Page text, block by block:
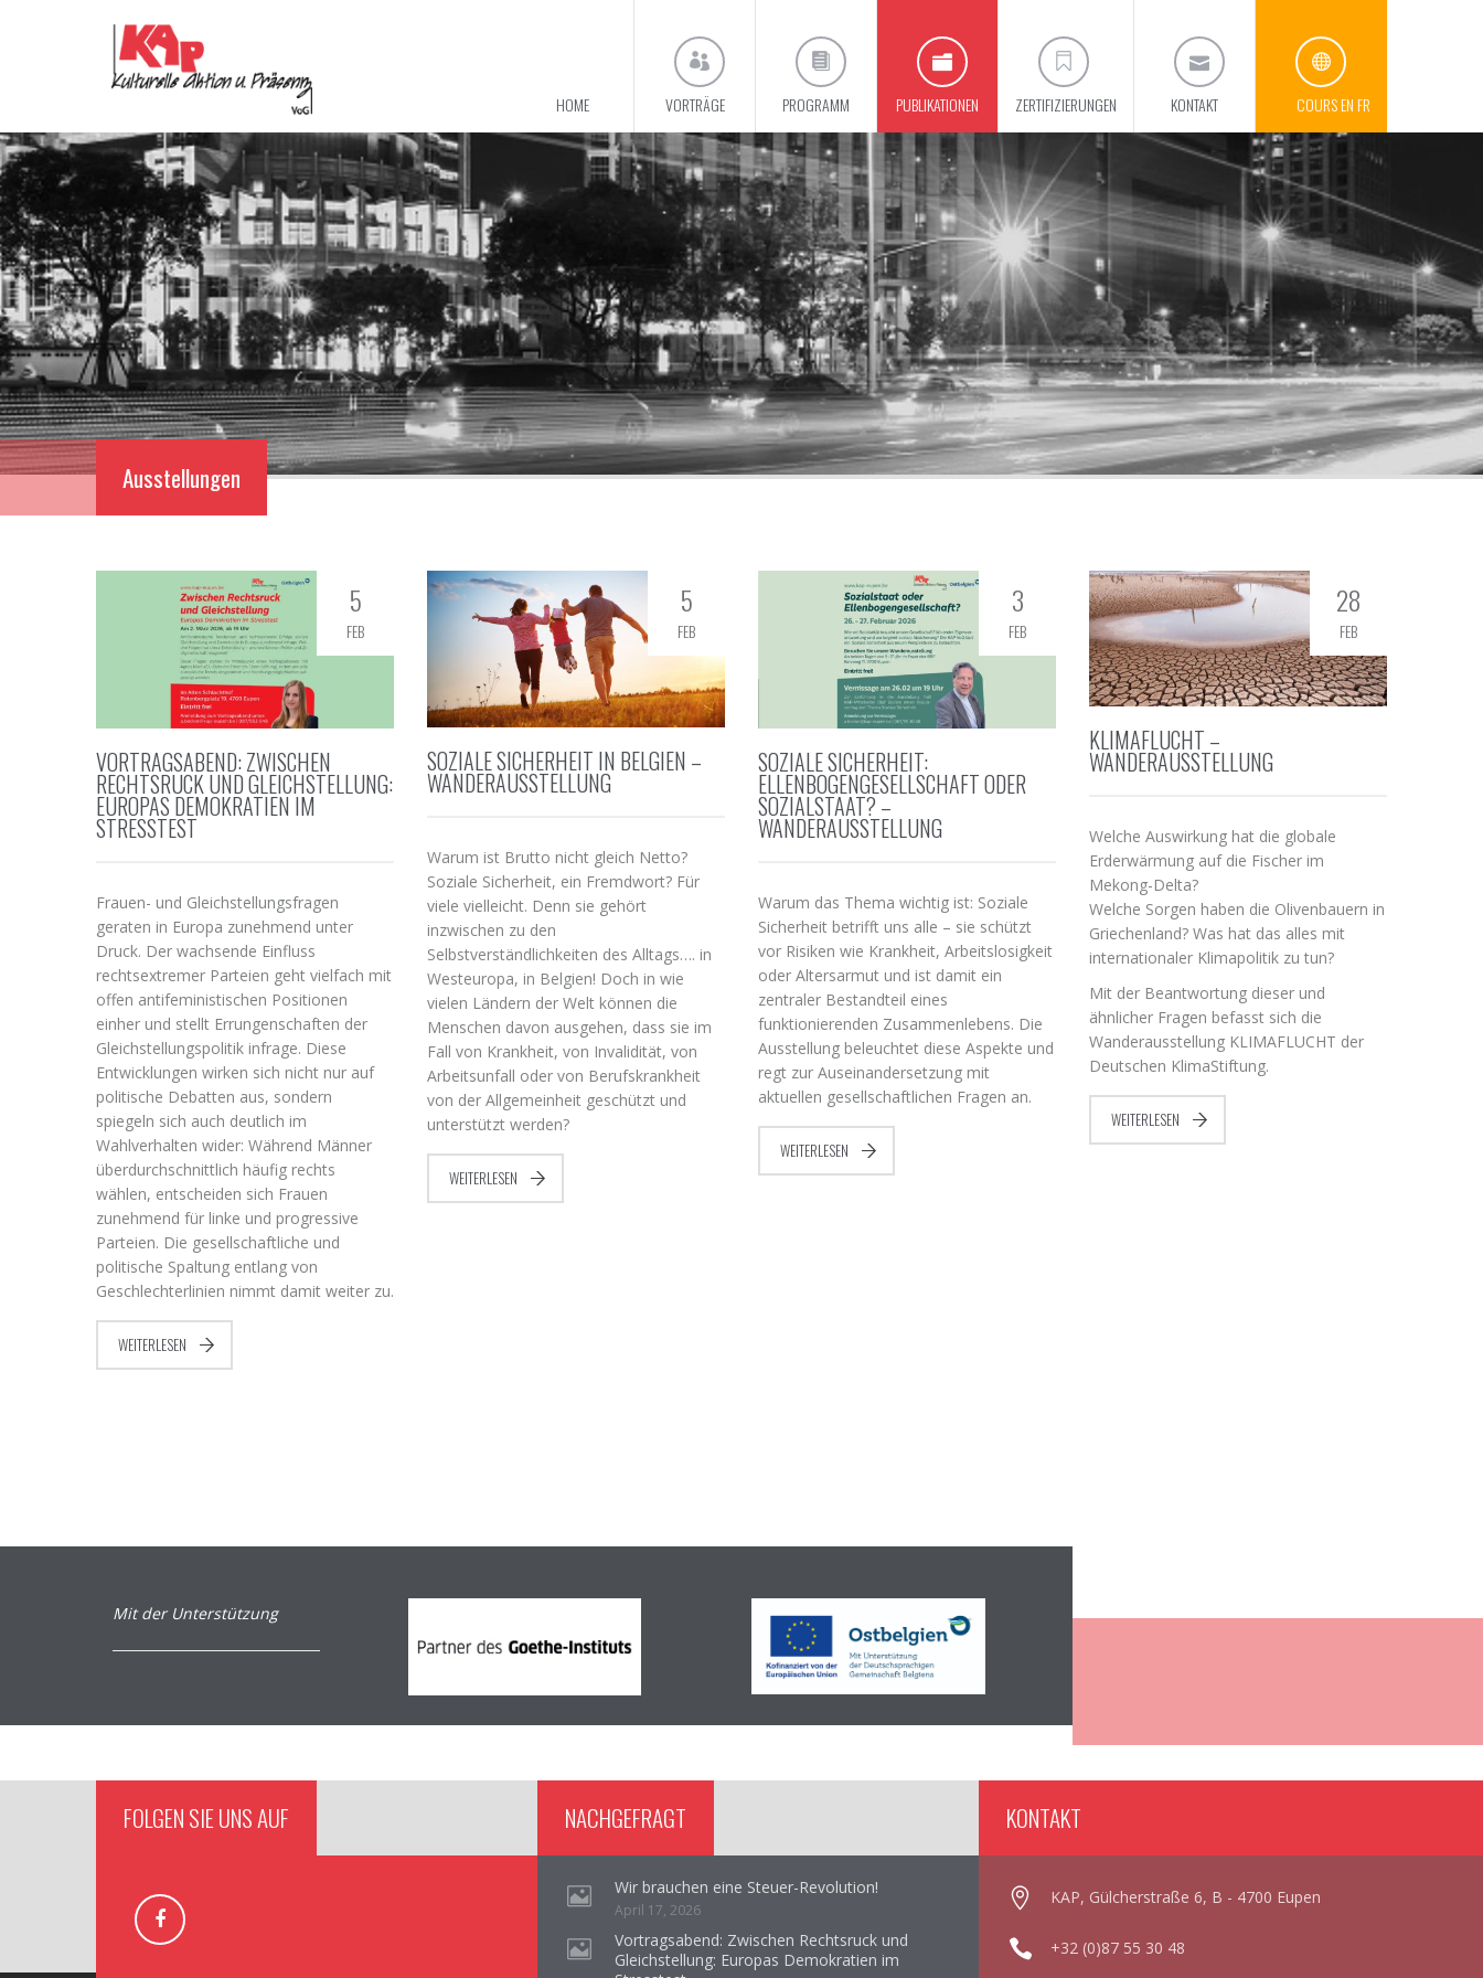
HOME VORTRÄGE PROGRAMM PUBLIKATIONEN ZERTIFIZIERUNGEN KONTAKT COURS EN FR
Ausstellungen
5
FEB
VORTRAGSABEND: ZWISCHEN
RECHTSRUCK UND GLEICHSTELLUNG:
EUROPAS DEMOKRATIEN IM
STRESSTEST
Frauen- und Gleichstellungsfragen
geraten in Europa zunehmend unter
Druck. Der wachsende Einfluss
rechtsextremer Parteien geht vielfach mit
offen antifeministischen Positionen
einher und stellt Errungenschaften der
Gleichstellungspolitik infrage. Diese
Entwicklungen wirken sich nicht nur auf
politische Debatten aus, sondern
spiegeln sich auch deutlich im
Wahlverhalten wider: Während Männer
überdurchschnittlich häufig rechts
wählen, entscheiden sich Frauen
zunehmend für linke und progressive
Parteien. Die gesellschaftliche und
politische Spaltung entlang von
Geschlechterlinien nimmt damit weiter zu.
WEITERLESEN
5
FEB
SOZIALE SICHERHEIT IN BELGIEN –
WANDERAUSSTELLUNG
Warum ist Brutto nicht gleich Netto?
Soziale Sicherheit, ein Fremdwort? Für
viele vielleicht. Denn sie gehört
inzwischen zu den
Selbstverständlichkeiten des Alltags…. in
Westeuropa, in Belgien! Doch in wie
vielen Ländern der Welt können die
Menschen davon ausgehen, dass sie im
Fall von Krankheit, von Invalidität, von
Arbeitsunfall oder von Berufskrankheit
von der Allgemeinheit geschützt und
unterstützt werden?
WEITERLESEN
3
FEB
SOZIALE SICHERHEIT:
ELLENBOGENGESELLSCHAFT ODER
SOZIALSTAAT? –
WANDERAUSSTELLUNG
Warum das Thema wichtig ist: Soziale
Sicherheit betrifft uns alle – sie schützt
vor Risiken wie Krankheit, Arbeitslosigkeit
oder Altersarmut und ist damit ein
zentraler Bestandteil eines
funktionierenden Zusammenlebens. Die
Ausstellung beleuchtet diese Aspekte und
regt zur Auseinandersetzung mit
aktuellen gesellschaftlichen Fragen an.
WEITERLESEN
28
FEB
KLIMAFLUCHT –
WANDERAUSSTELLUNG
Welche Auswirkung hat die globale
Erderwärmung auf die Fischer im
Mekong-Delta?
Welche Sorgen haben die Olivenbauern in
Griechenland? Was hat das alles mit
internationaler Klimapolitik zu tun?
Mit der Beantwortung dieser und
ähnlicher Fragen befasst sich die
Wanderausstellung KLIMAFLUCHT der
Deutschen KlimaStiftung.
WEITERLESEN
Mit der Unterstützung
FOLGEN SIE UNS AUF NACHGEFRAGT
Wir brauchen eine Steuer-Revolution!
April 17, 2026
Vortragsabend: Zwischen Rechtsruck und
Gleichstellung: Europas Demokratien im
KONTAKT
KAP, Gülcherstraße 6, B - 4700 Eupen
+32 (0)87 55 30 48